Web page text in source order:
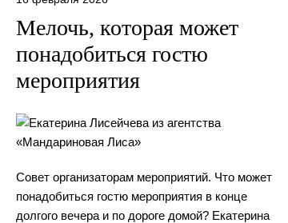
Мелочь, которая может
понадобиться гостю
мероприятия
Совет организаторам мероприятий. Что может
понадобиться гостю мероприятия в конце
долгого вечера и по дороге домой? Екатерина